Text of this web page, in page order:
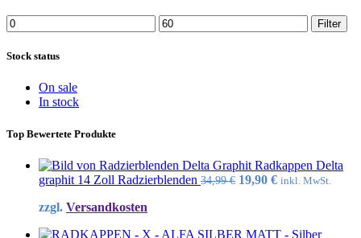
Min.
Preis
Max.
Preis
Filter
Stock status
On sale
In stock
Top Bewertete Produkte
Radkappen Delta
graphit 14 Zoll Radzierblenden 34,99€ Ursprünglicher
19,90 €Aktueller
inkl. MwSt.
zzgl. Versandkosten